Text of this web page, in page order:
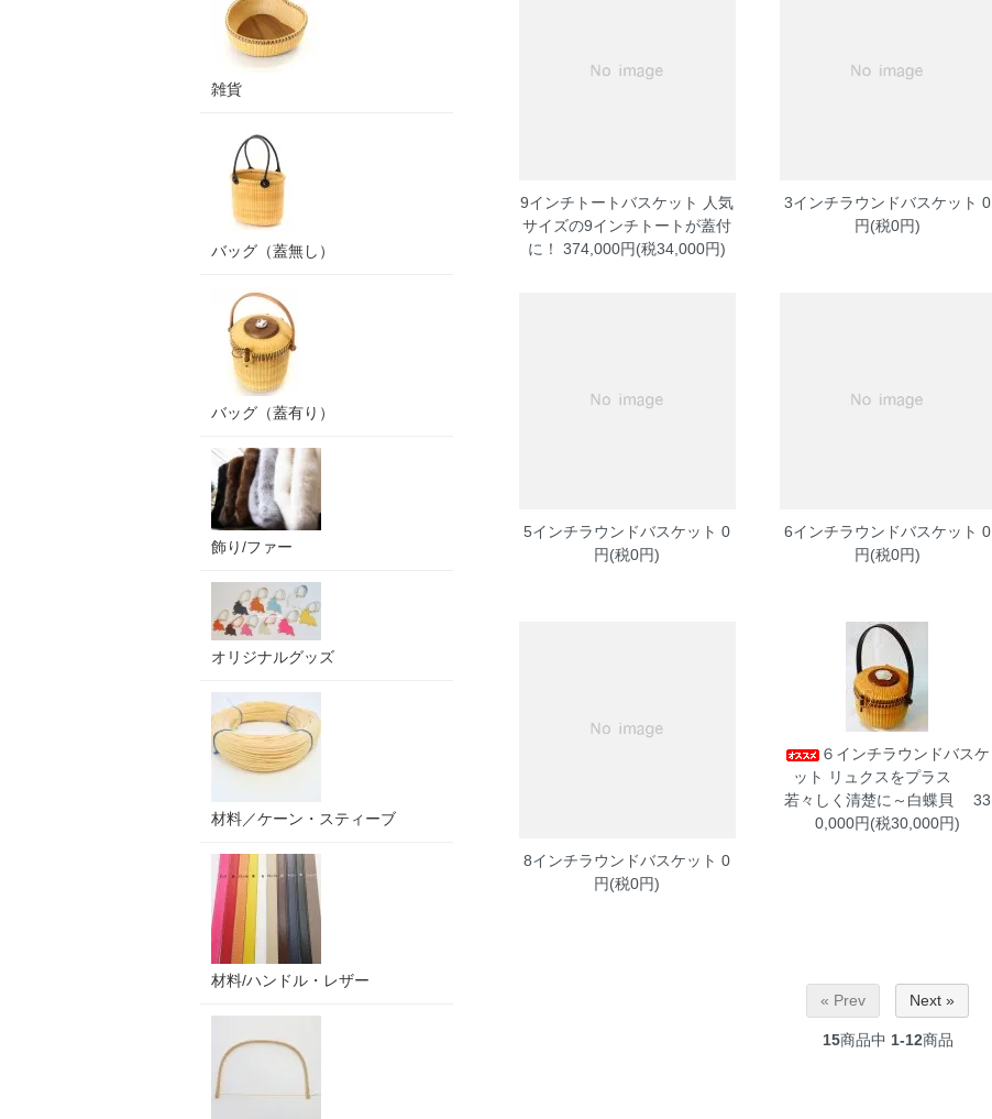
9インチトートバスケット
人気
サイズの9インチトートが蓋付
に！ 374,000円(税34,000円)
3インチラウンドバスケット 0
円(税0円)
5インチラウンドバスケット 0
円(税0円)
6インチラウンドバスケット 0
円(税0円)
8インチラウンドバスケット 0
円(税0円)
６インチラウンドバスケ
ット
リュクスをプラス
若々しく清楚に～白蝶貝 33
0,000円(税30,000円)
« Prev Next »
15商品中 1-12商品
雑貨
バッグ（蓋無し）
バッグ（蓋有り）
飾り/ファー
オリジナルグッズ
材料／ケーン・スティーブ
材料/ハンドル・レザー